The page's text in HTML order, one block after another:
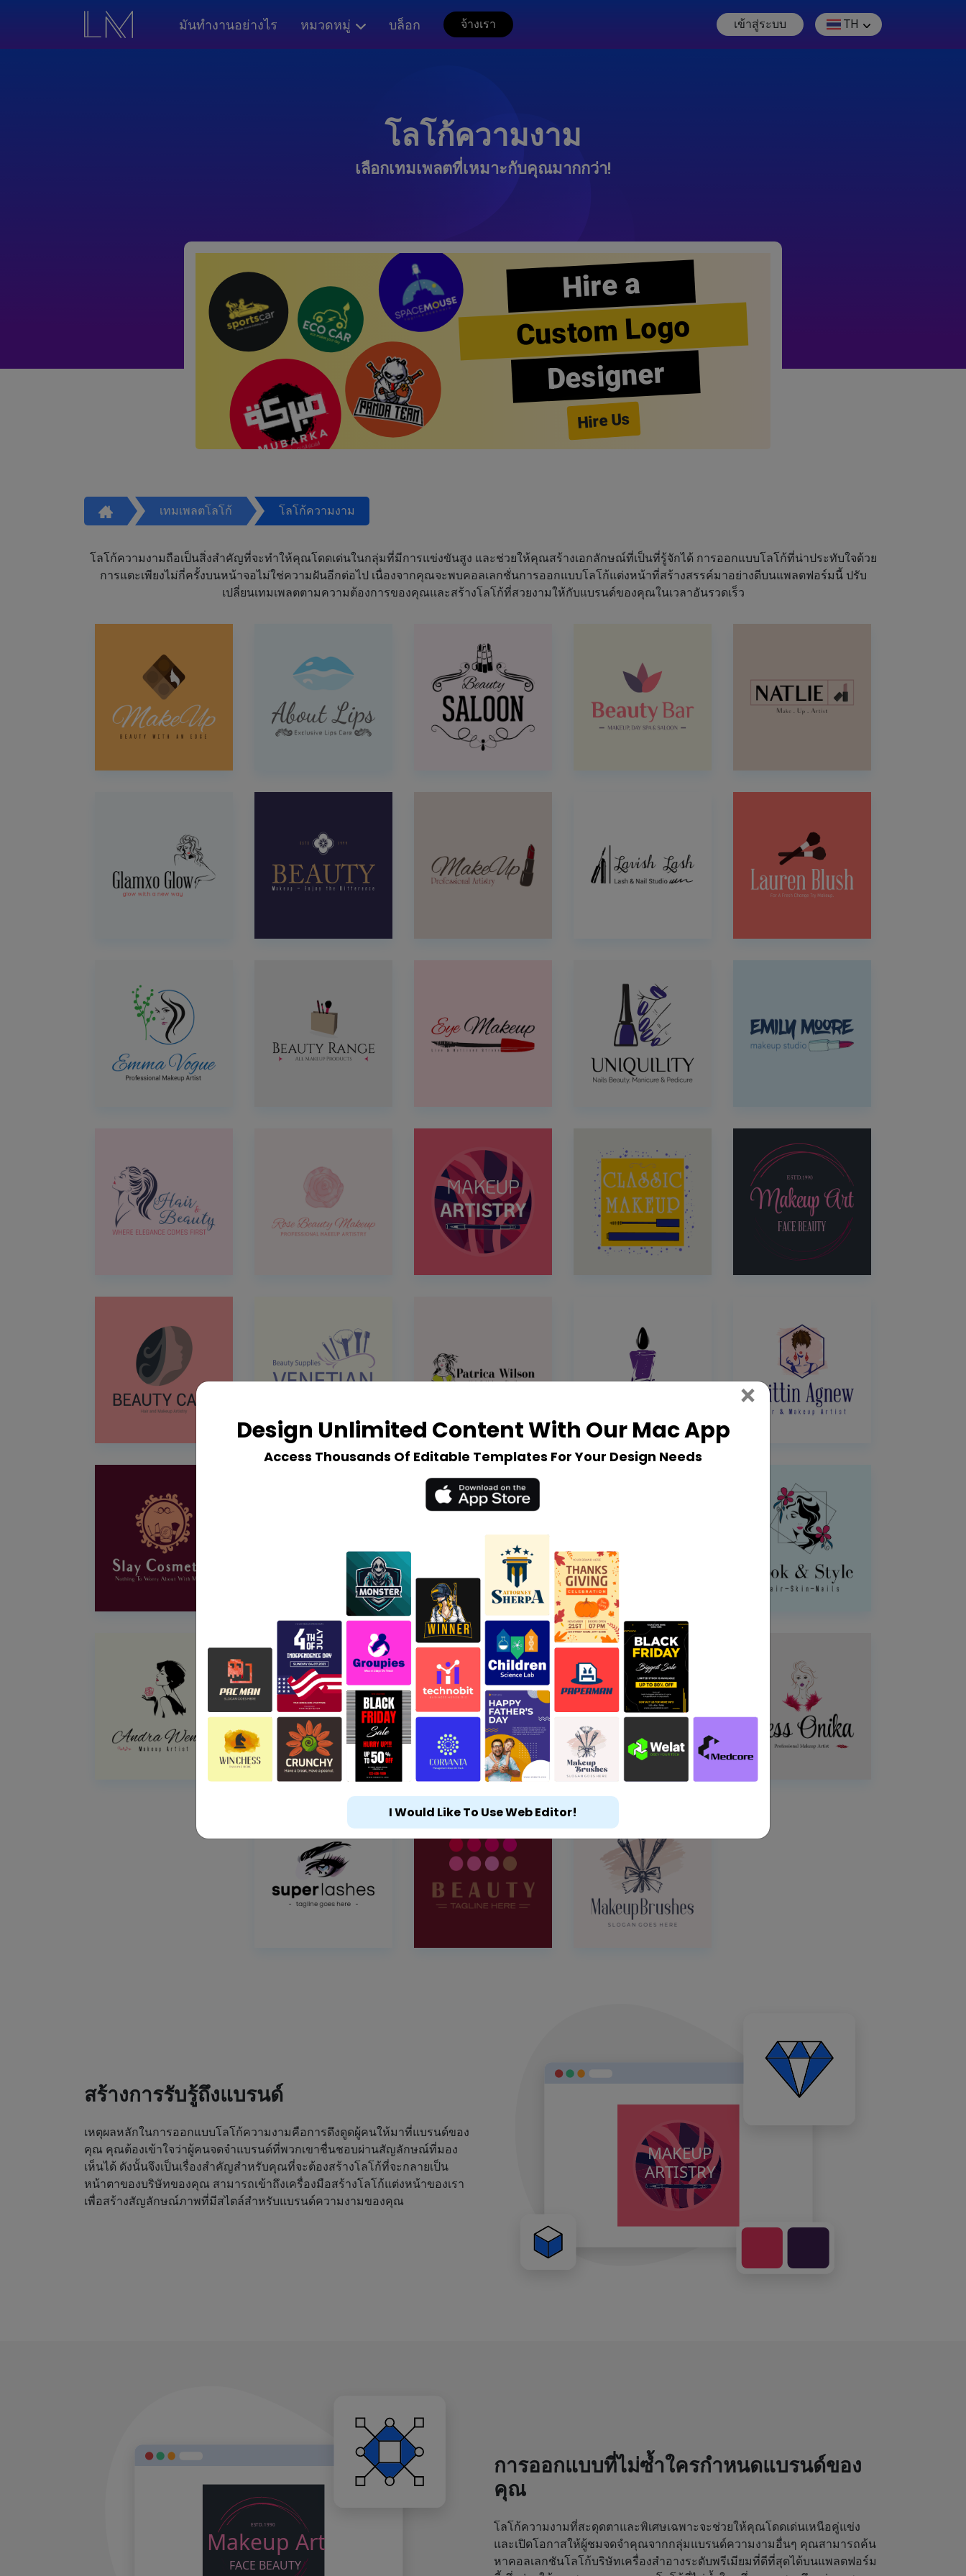
มันทำงานอย่างไร หมวดหมู่ บล็อก จ้างเรา เข้าสู่ระบบ TH
โลโก้ความงาม
เลือกเทมเพลตที่เหมาะกับคุณมากกว่า!
Hire a
Custom Logo
Designer
Hire Us
เทมเพลตโลโก้ โลโก้ความงาม
โลโก้ความงามถือเป็นสิ่งสำคัญที่จะทำให้คุณโดดเด่นในกลุ่มที่มีการแข่งขันสูง และช่วยให้คุณสร้างเอกลักษณ์ที่เป็นที่รู้จักได้ การออกแบบโลโก้ที่น่าประทับใจด้วย
การแตะเพียงไม่กี่ครั้งบนหน้าจอไม่ใช่ความฝันอีกต่อไป เนื่องจากคุณจะพบคอลเลกชั่นการออกแบบโลโก้แต่งหน้าที่สร้างสรรค์มาอย่างดีบนแพลตฟอร์มนี้ ปรับ
เปลี่ยนเทมเพลตตามความต้องการของคุณและสร้างโลโก้ที่สวยงามให้กับแบรนด์ของคุณในเวลาอันรวดเร็ว
สร้างการรับรู้ถึงแบรนด์
เหตุผลหลักในการออกแบบโลโก้ความงามคือการดึงดูดผู้คนให้มาที่แบรนด์ของ
คุณ คุณต้องเข้าใจว่าผู้คนจดจำแบรนด์ที่พวกเขาชื่นชอบผ่านสัญลักษณ์ที่มอง
เห็นได้ ดังนั้นจึงเป็นเรื่องสำคัญสำหรับคุณที่จะต้องสร้างโลโก้ที่จะกลายเป็น
หน้าตาของบริษัทของคุณ สามารถเข้าถึงเครื่องมือสร้างโลโก้แต่งหน้าของเรา
เพื่อสร้างสัญลักษณ์ภาพที่มีสไตล์สำหรับแบรนด์ความงามของคุณ
การออกแบบที่ไม่ซ้ำใครกำหนดแบรนด์ของ
คุณ
โลโก้ความงามที่สะดุดตาและพิเศษเฉพาะจะช่วยให้คุณโดดเด่นเหนือคู่แข่ง
และเปิดโอกาสให้ผู้ชมจดจำคุณจากกลุ่มแบรนด์ความงามอื่นๆ คุณสามารถค้น
หาคอลเลกชันโลโก้บริษัทเครื่องสำอางระดับพรีเมียมที่ดีที่สุดได้บนแพลตฟอร์ม
Design Unlimited Content With Our Mac App
Access Thousands Of Editable Templates For Your Design Needs
× Close
I Would Like To Use Web Editor!